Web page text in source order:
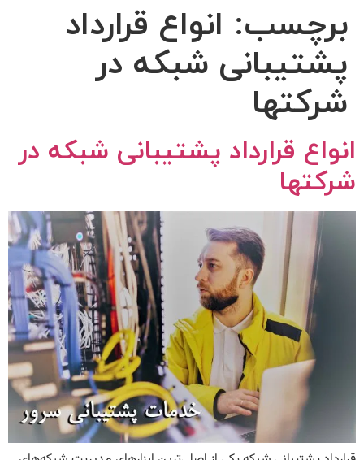
برچسب: انواع قرارداد
پشتیبانی شبکه در
شرکتها
انواع قرارداد پشتیبانی شبکه در
شرکتها